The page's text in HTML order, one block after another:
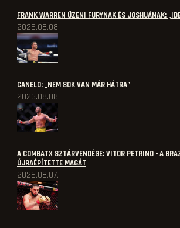
FRANK WARREN ÜZENI FURYNAK ÉS JOSHUÁNAK:
2026.08.08.
CANELO: „NEM SOK VAN MÁR HÁTRA”
2026.08.08.
A COMBATX SZTÁRVENDÉGE: VITOR PETRINO - A
ÚJRAÉPÍTETTE MAGÁT
2026.08.07.